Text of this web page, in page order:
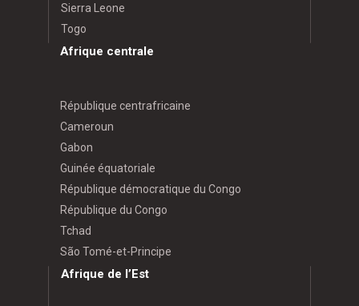
Sierra Leone
Togo
Afrique centrale
République centrafricaine
Cameroun
Gabon
Guinée équatoriale
République démocratique du Congo
République du Congo
Tchad
São Tomé-et-Principe
Afrique de l’Est